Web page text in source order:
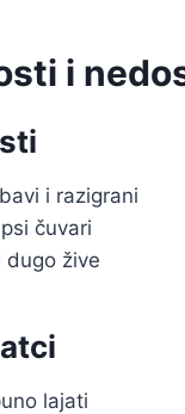
i
i razigrani
čuvari
dugo žive
lajati